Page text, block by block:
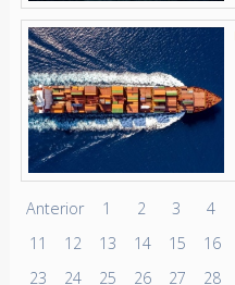
Anterior 1 2 3 4
11
12 13 14 15 16
23
24 25 26 27 28